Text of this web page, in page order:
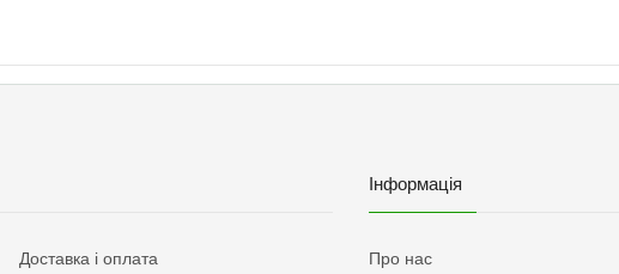
Доставка і оплата
Інформація
Про нас